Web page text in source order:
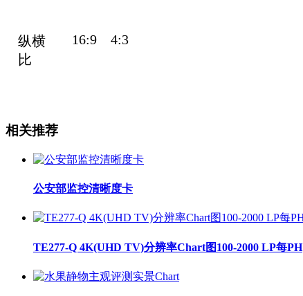
纵横
比
16:9 4:3
相关推荐
公安部监控清晰度卡
TE277-Q 4K(UHD TV)分辨率Chart图100-2000 LP每PH